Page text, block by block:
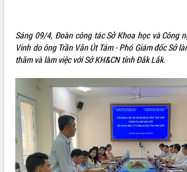
SỞ, BAN, NGÀNH
UBND CÁC XÃ, PHƯỜNG
THÔNG TIN CHỈ ĐẠO ĐIỀU HÀNH
HỆ THỐNG VĂN BẢN
VĂN BẢN HĐND TỈNH
ĐIỂM TIN VĂN BẢN
Sáng 09/4, Đoàn công tác Sở Khoa học và Công
Vinh do ông Trần Văn Út Tám - Phó Giám đốc Sở
thăm và làm việc với Sở KH&CN tỉnh Đắk Lắk.